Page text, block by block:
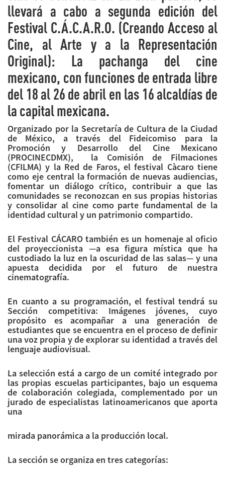
llevará a cabo a segunda edición del
Festival C.Á.C.A.R.O. (Creando Acceso al
Cine, al Arte y a la Representación
Original): La pachanga del cine
mexicano, con funciones de entrada libre
del 18 al 26 de abril en las 16 alcaldías de
la capital mexicana.
Organizado por la Secretaría de Cultura de la Ciudad
de México, a través del Fideicomiso para la
Promoción y Desarrollo del Cine Mexicano
(PROCINECDMX), la Comisión de Filmaciones
(CFILMA) y la Red de Faros, el festival Càcaro tiene
como eje central la formación de nuevas audiencias,
fomentar un diálogo crítico, contribuir a que las
comunidades se reconozcan en sus propias historias
y consolidar al cine como parte fundamental de la
identidad cultural y un patrimonio compartido.
El Festival CÁCARO también es un homenaje al oficio
del proyeccionista —a esa figura mística que ha
custodiado la luz en la oscuridad de las salas— y una
apuesta decidida por el futuro de nuestra
cinematografía.
En cuanto a su programación, el festival tendrá su
Sección competitiva: Imágenes jóvenes, cuyo
propósito es acompañar a una generación de
estudiantes que se encuentra en el proceso de definir
una voz propia y de explorar su identidad a través del
lenguaje audiovisual.
La selección está a cargo de un comité integrado por
las propias escuelas participantes, bajo un esquema
de colaboración colegiada, complementado por un
jurado de especialistas latinoamericanos que aporta
una
mirada panorámica a la producción local.
La sección se organiza en tres categorías: